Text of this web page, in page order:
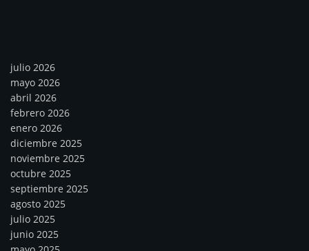
julio 2026
mayo 2026
abril 2026
febrero 2026
enero 2026
diciembre 2025
noviembre 2025
octubre 2025
septiembre 2025
agosto 2025
julio 2025
junio 2025